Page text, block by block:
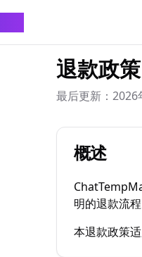
退款政策
最后更新：2026
概述
明的退款流程
本退款政策